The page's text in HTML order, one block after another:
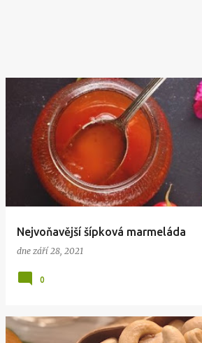
Nejvoňavější šípková marmeláda
dne září 28, 2021
0